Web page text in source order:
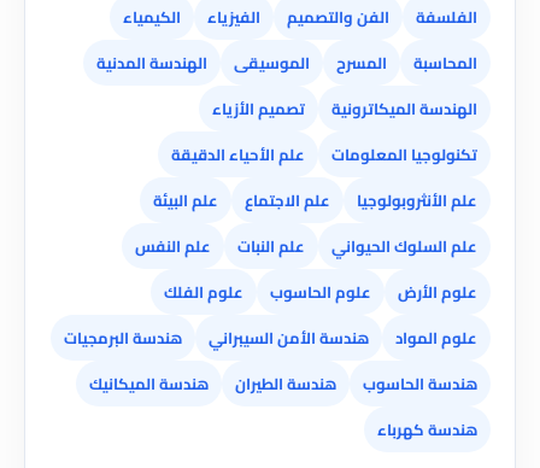
الفلسفة
الفن والتصميم الفيزياء
الكيمياء
المحاسبة
المسرح الموسيقى
الهندسة المدنية
الهندسة الميكاترونية
تصميم الأزياء
تكنولوجيا المعلومات
علم الأحياء الدقيقة
علم الأنثروبولوجيا
علم الاجتماع
علم البيئة
علم السلوك الحيواني
علم النبات
علم النفس
علوم الأرض
علوم الحاسوب
علوم الفلك
علوم المواد
هندسة الأمن السيبراني
هندسة البرمجيات
هندسة الحاسوب
هندسة الطيران
هندسة الميكانيك
هندسة كهرباء